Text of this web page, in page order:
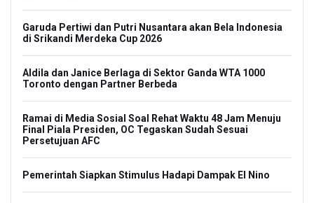
Garuda Pertiwi dan Putri Nusantara akan Bela Indonesia
di Srikandi Merdeka Cup 2026
Aldila dan Janice Berlaga di Sektor Ganda WTA 1000
Toronto dengan Partner Berbeda
Ramai di Media Sosial Soal Rehat Waktu 48 Jam Menuju
Final Piala Presiden, OC Tegaskan Sudah Sesuai
Persetujuan AFC
Pemerintah Siapkan Stimulus Hadapi Dampak El Nino